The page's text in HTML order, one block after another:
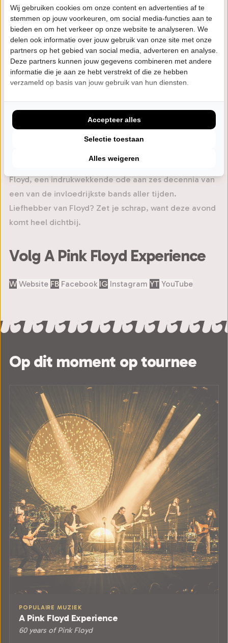
handen voor op elkaar zetten. Van vroege
psychedelica tot de iconische arena-rock, alles
passeert de revue in een meeslepende live-ervaring
die je rechtstreeks terugflitst naar het origineel.
A Pink Floyd Experience geldt als de bekendste en
herscheppen van dit legendarische geluid heeft
gewijd. Met de eerste twee tours, The Greatest Hits
en 50 Years of Dark Side of the Moon, veroverde de
meest ambitieuze project tot nu toe: 60 Years of Pink
Floyd, een indrukwekkende ode aan zes decennia van
een van de invloedrijkste bands aller tijden.
Liefhebber van Floyd? Zet je schrap, want deze avond
komt heel dichtbij.
Volg A Pink Floyd Experience
W Website FB Facebook IG Instagram YT YouTube
Op dit moment op tournee
POPULAIRE MUZIEK
A Pink Floyd Experience
60 years of Pink Floyd
Wij gebruiken cookies om onze content en advertenties af te
stemmen op jouw voorkeuren, om social media-functies aan te
bieden en om het verkeer op onze website te analyseren. We
delen ook informatie over jouw gebruik van onze site met onze
partners op het gebied van social media, adverteren en analyse.
Deze partners kunnen jouw gegevens combineren met andere
informatie die je aan ze hebt verstrekt of die ze hebben
verzameld op basis van jouw gebruik van hun diensten.
Alles weigeren
Selectie toestaan
Accepteer alles